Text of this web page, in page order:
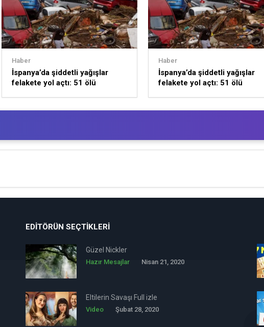
Haber
İspanya’da şiddetli yağışlar
felakete yol açtı: 51 ölü
Haber
İspanya’da şiddetli yağışlar
felakete yol açtı: 51 ölü
EDITÖRÜN SEÇTIKLERI
Güzel Nickler
Hazır Mesajlar Nisan 21, 2020
Eltilerin Savaşı Full izle
Video Şubat 28, 2020